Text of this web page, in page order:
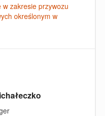
zakresie przywozu
określonym w